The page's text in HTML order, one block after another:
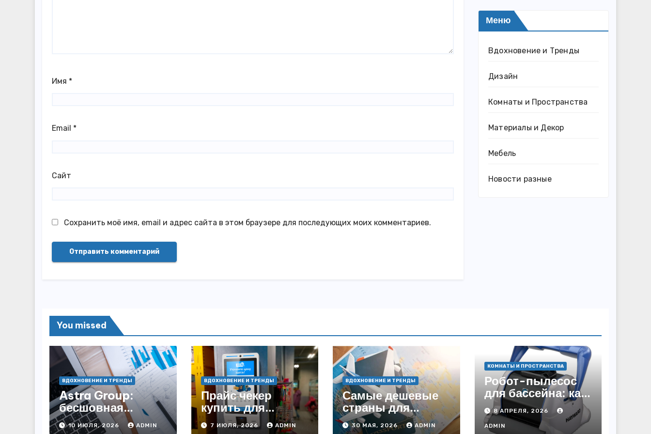
Имя *
Email *
Сайт
Сохранить моё имя, email и адрес сайта в этом браузере для последующих моих комментариев.
Меню
Вдохновение и Тренды
Дизайн
Комнаты и Пространства
Материалы и Декор
Мебель
Новости разные
You missed
ВДОХНОВЕНИЕ И ТРЕНДЫ
Astra Group:
бесшовная
миграция с
10 ИЮЛЯ, 2026 ADMIN
ВДОХНОВЕНИЕ И ТРЕНДЫ
Прайс чекер
купить для
улучшения
7 ИЮЛЯ, 2026 ADMIN
ВДОХНОВЕНИЕ И ТРЕНДЫ
Самые дешевые
страны для
авиапутешествий
30 МАЯ, 2026 ADMIN
КОМНАТЫ И ПРОСТРАНСТВА
Робот-пылесос
для бассейна: как
пользоваться,
чтобы вода
блестела, а
8 АПРЕЛЯ, 2026
ADMIN